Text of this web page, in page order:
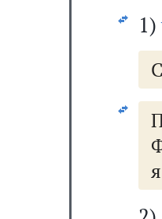
1)